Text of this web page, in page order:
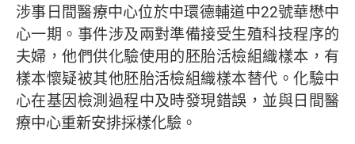
涉事日間醫療中心位於中環德輔道中22號華懋中
心一期。事件涉及兩對準備接受生殖科技程序的
夫婦，他們供化驗使用的胚胎活檢組織樣本，有
樣本懷疑被其他胚胎活檢組織樣本替代。化驗中
心在基因檢測過程中及時發現錯誤，並與日間醫
療中心重新安排採樣化驗。